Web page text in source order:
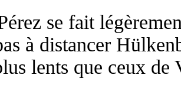
se fait
à distancer
lents que ceux de